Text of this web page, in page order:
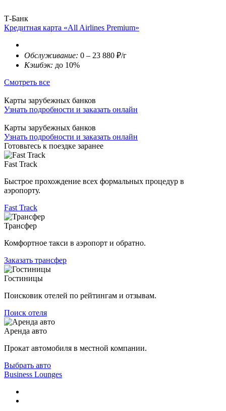
Т-Банк
Кредитная карта «All Airlines Premium»
Обслуживание: 0 – 23 880 ₽/г
Кэшбэк: до 10%
Смотреть все
Карты зарубежных банков
Узнать подробности и заказать онлайн
Карты зарубежных банков
Узнать подробности и заказать онлайн
Готовьтесь к поездке заранее
Fast Track
Быстрое прохождение всех формальных процедур в
аэропорту.
Fast Track
Трансфер
Комфортное такси в аэропорт и обратно.
Заказать трансфер
Гостиницы
Поисковик отелей по рейтингам и отзывам.
Поиск отеля
Аренда авто
Прокат автомобиля в местной компании.
Выбрать авто
Business Lounges